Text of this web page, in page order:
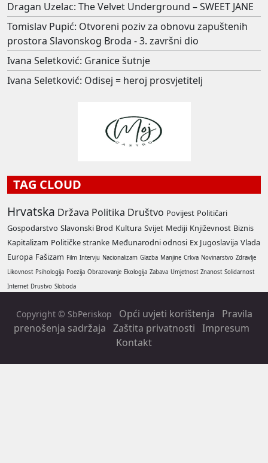
Dragan Uzelac: The Velvet Underground – SWEET JANE
Tomislav Pupić: Otvoreni poziv za obnovu zapuštenih
prostora Slavonskog Broda - 3. završni dio
Ivana Seletković: Granice šutnje
Ivana Seletković: Odisej = heroj prosvjetitelj
TAG CLOUD
Hrvatska Država Politika Društvo Povijest Političari
Gospodarstvo Slavonski Brod Kultura Svijet Mediji Književnost Biznis
Kapitalizam Političke stranke Međunarodni odnosi Ex Jugoslavija Vlada
Europa Fašizam Film Intervju Nacionalizam Glazba Manjine Crkva Novinarstvo Zdravlje
Likovnost Psihologija Poezija Obrazovanje Ekologija Zabava Umjetnost Znanost Solidarnost
Internet Drustvo Sloboda
Copyright © SbPeriskop Opći uvjeti korištenja
Pravila
prenošenja sadržaja Zaštita privatnosti Impresum
Kontakt